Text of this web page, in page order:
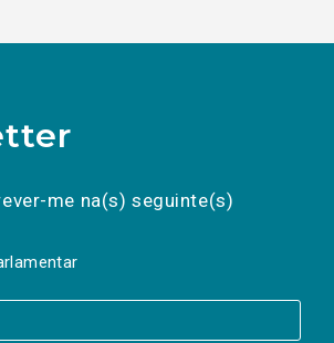
me na(s) seguinte(s)